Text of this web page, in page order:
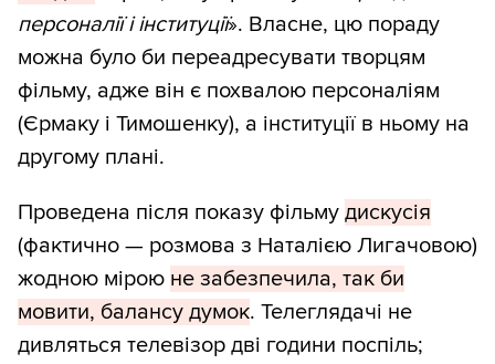
персоналії і інституції». Власне, цю пораду
можна було би переадресувати творцям
фільму, адже він є похвалою персоналіям
(Єрмаку і Тимошенку), а інституції в ньому на
другому плані.
Проведена після показу фільму дискусія
(фактично — розмова з Наталією Лигачовою)
жодною мірою не забезпечила, так би
мовити, балансу думок. Телеглядачі не
дивляться телевізор дві години поспіль;